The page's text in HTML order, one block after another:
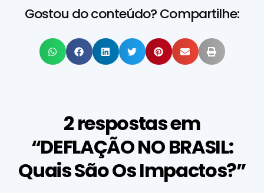
Gostou do conteúdo? Compartilhe:
2 respostas em
“DEFLAÇÃO NO BRASIL:
Quais São Os Impactos?”